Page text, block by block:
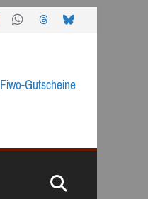
Fiwo-Gutscheine